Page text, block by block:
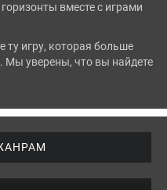
вместе с играми
ту игру, которая больше
Мы уверены, что вы найдете